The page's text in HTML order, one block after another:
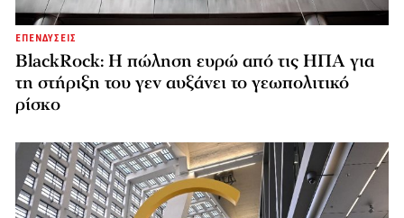
ΕΠΕΝΔΥΣΕΙΣ
BlackRock: Η πώληση ευρώ από τις ΗΠΑ για
τη στήριξη του γεν αυξάνει το γεωπολιτικό
ρίσκο